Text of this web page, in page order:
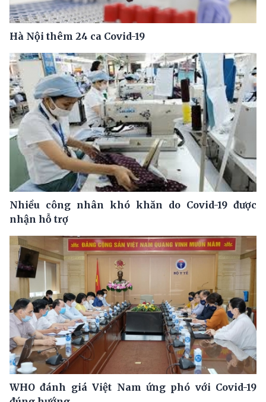
Hà Nội thêm 24 ca Covid-19
Nhiều công nhân khó khăn do Covid-19 được
nhận hỗ trợ
WHO đánh giá Việt Nam ứng phó với Covid-19